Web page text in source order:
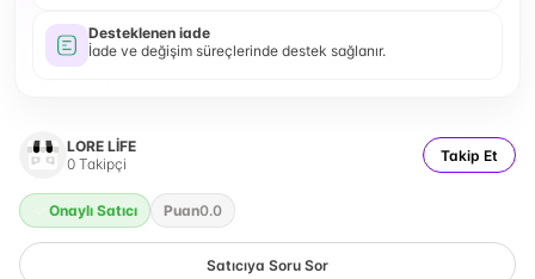
Desteklenen iade
İade ve değişim süreçlerinde destek sağlanır.
LORE LİFE
0 Takipçi Takip Et
Onaylı Satıcı Puan0.0
Satıcıya Soru Sor